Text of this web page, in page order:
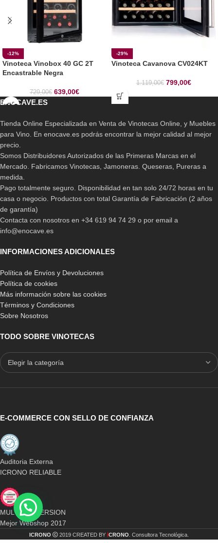
-12%
Vinoteca Vinobox 40 GC 2T
Encastrable Negra
729,00€ 639,00€
-29%
Vinoteca Cavanova CV024KT
1.119,00€ 799,00€
ENOCAVE.ES
Tienda Online Especializada en Venta de Vinotecas Online, y Muebles
para Vino. En enocave.es podrás encontrar la mejor calidad al mejor
precio.
Somos Distribuidores Autorizados de las Primeras Marcas en el
Mercado. Fabricamos Vinotecas, Jamoneras. Queseras, Pureras a
medida.
Pago totalmente seguro. Disponibilidad en tan solo 24/72 horas en tu
casa o negocio. Productos con total Garantía de Fabricación (2 años
de garantía)
Contacta con nosotros en +34 619 94 74 29 o por email a
info@enocave.es
INFORMACIONES ADICIONALES
Política de Envíos y Devoluciones
Política de cookies
Más información sobre las cookies
Términos y Condiciones
Sobre Nosotros
TODO SOBRE VINOTECAS
E-COMMERCE CON SELLO DE CONFIANZA
Auditoria Externa
ICRONO RELIABLE
MULTICONVERSION
Mejor Webshop 2017
ICRONO 2019 CREATED BY iCRONO . Consultora Tecnológica.